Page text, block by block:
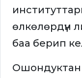
өлкөлөрдүн
баа берип